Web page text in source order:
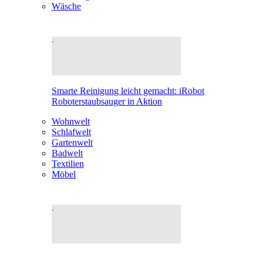
Wäsche
Smarte Reinigung leicht gemacht: iRobot
Roboterstaubsauger in Aktion
Wohnwelt
Schlafwelt
Gartenwelt
Badwelt
Textilien
Möbel